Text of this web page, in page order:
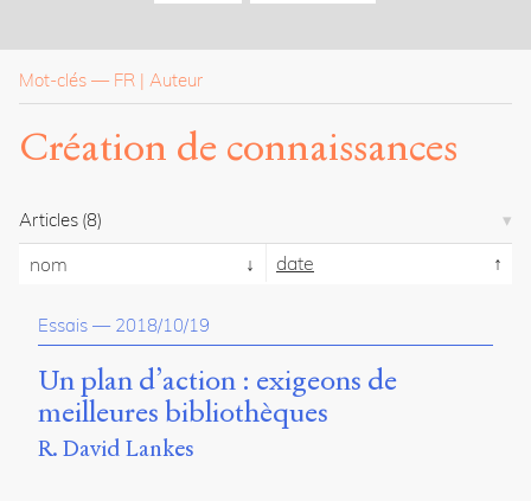
La
revue
Présentation
Publier
du
site
Archipel
En
ligne
Mot-clés — FR Auteur
Création de connaissances
Articles (8)
nom date
Essais — 2018/10/19
Un plan d’action : exigeons de
meilleures bibliothèques
R. David Lankes